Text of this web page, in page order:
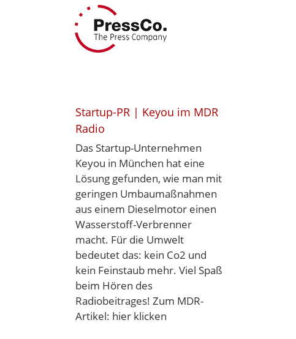
Startup-PR | Keyou im MDR
Radio
Das Startup-Unternehmen
Keyou in München hat eine
Lösung gefunden, wie man mit
geringen Umbaumaßnahmen
aus einem Dieselmotor einen
Wasserstoff-Verbrenner
macht. Für die Umwelt
bedeutet das: kein Co2 und
kein Feinstaub mehr. Viel Spaß
beim Hören des
Radiobeitrages! Zum MDR-
Artikel: hier klicken